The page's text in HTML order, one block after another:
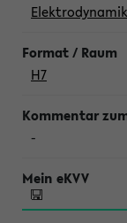
H7
-